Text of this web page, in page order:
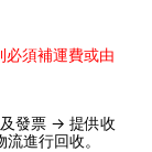
補運費或由
發票 → 提供收
進行回收。